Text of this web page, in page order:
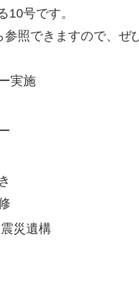
号です。
参照できますので、ぜ
実施
災遺構